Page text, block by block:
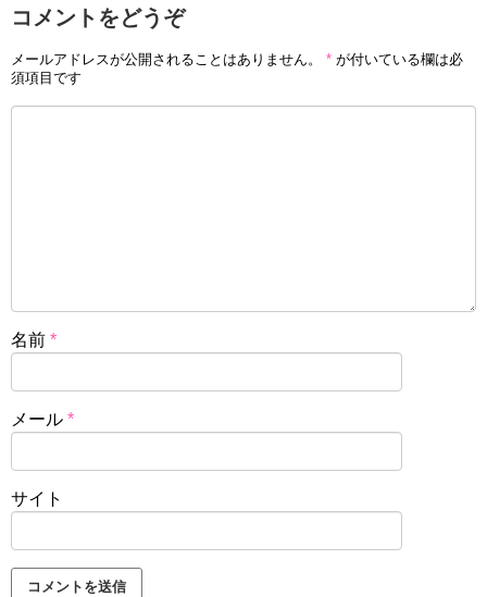
コメントをどうぞ
メールアドレスが公開されることはありません。 * が付いている欄は必
須項目です
名前 *
メール *
サイト